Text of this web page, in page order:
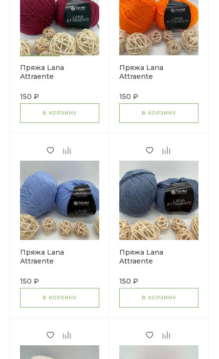
Пряжа Lana
Attraente
150 ₽
В КОРЗИНУ
Пряжа Lana
Attraente
150 ₽
В КОРЗИНУ
Пряжа Lana
Attraente
150 ₽
В КОРЗИНУ
Пряжа Lana
Attraente
150 ₽
В КОРЗИНУ